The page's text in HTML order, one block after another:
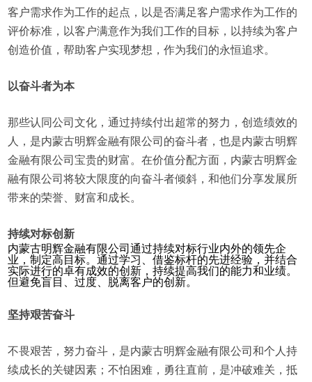
客户需求作为工作的起点，以是否满足客户需求作为工作的
评价标准，以客户满意作为我们工作的目标，以持续为客户
创造价值，帮助客户实现梦想，作为我们的永恒追求。
以奋斗者为本
那些认同公司文化，通过持续付出超常的努力，创造绩效的
人，是内蒙古明辉金融有限公司的奋斗者，也是内蒙古明辉
金融有限公司宝贵的财富。在价值分配方面，内蒙古明辉金
融有限公司将较大限度的向奋斗者倾斜，和他们分享发展所
带来的荣誉、财富和成长。
持续对标创新
内蒙古明辉金融有限公司通过持续对标行业内外的领先企
业，制定高目标。通过学习、借鉴标杆的先进经验，并结合
实际进行的卓有成效的创新，持续提高我们的能力和业绩。
但避免盲目、过度、脱离客户的创新。
坚持艰苦奋斗
不畏艰苦，努力奋斗，是内蒙古明辉金融有限公司和个人持
续成长的关键因素；不怕困难，勇往直前，是冲破难关，抵